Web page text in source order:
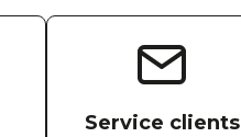
Service clients